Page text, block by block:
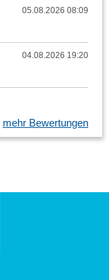
05.08.2026 08:09
04.08.2026 19:20
mehr Bewertungen